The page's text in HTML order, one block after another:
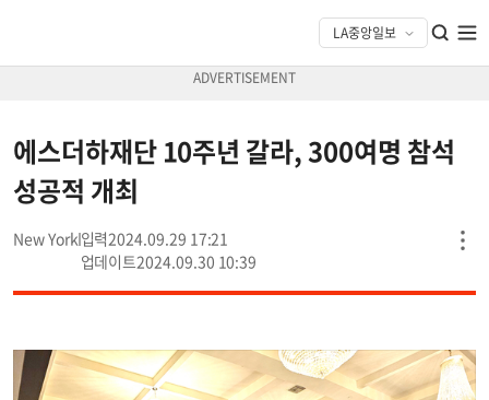
에스더하재단 10주년 갈라, 300여명 참석
성공적 개최
New York
2024.09.29 17:21
2024.09.30 10:39